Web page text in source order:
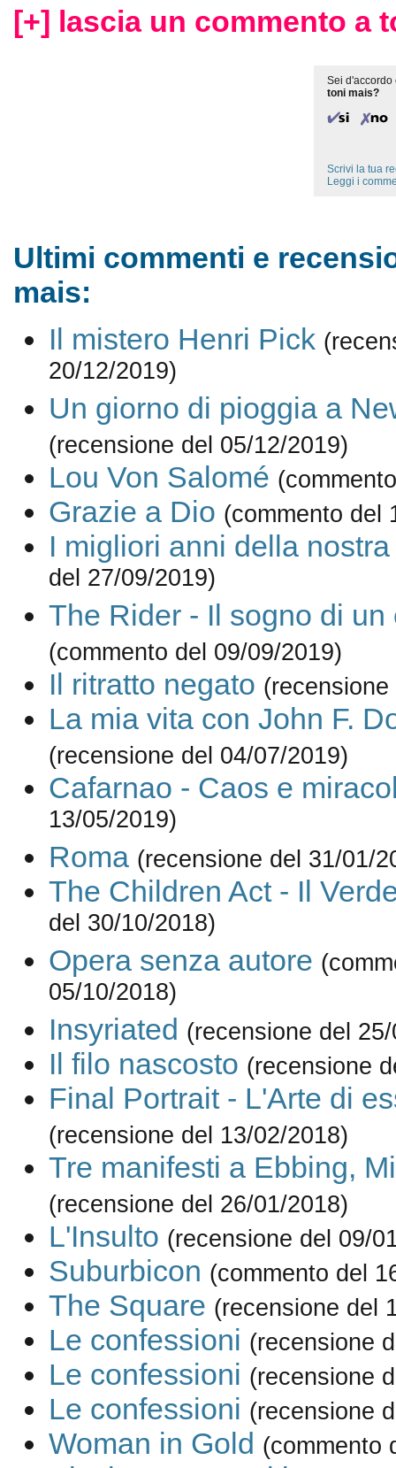
[+] lascia un commento a
Sei d'accordo
toni mais?
Scrivi la tua
Leggi i
Ultimi commenti e
mais:
Il mistero Henri Pick
20/12/2019)
Un giorno di pioggia a
(recensione del 05/12/2019)
Lou Von Salomé
Grazie a Dio (commento del
I migliori anni della
del 27/09/2019)
The Rider - Il sogno di un
(commento del 09/09/2019)
Il ritratto negato
La mia vita con John F.
(recensione del 04/07/2019)
Cafarnao - Caos e
13/05/2019)
Roma (recensione del 31/01/
The Children Act - Il
del 30/10/2018)
Opera senza autore
05/10/2018)
Insyriated (recensione del
Il filo nascosto (recensione
Final Portrait - L'Arte di
(recensione del 13/02/2018)
Tre manifesti a Ebbing,
(recensione del 26/01/2018)
L'Insulto (recensione del 09/
Suburbicon (commento del
The Square (recensione del
Le confessioni (recensione
Le confessioni (recensione
Le confessioni (recensione
Woman in Gold (commento